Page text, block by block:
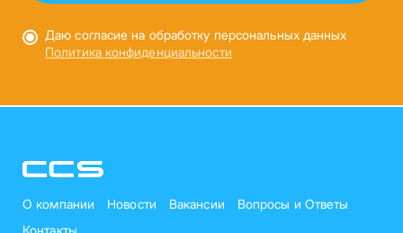
Даю согласие на обработку персональных данных
Политика конфиденциальности
О компании Новости Вакансии
Вопросы и Ответы
Контакты